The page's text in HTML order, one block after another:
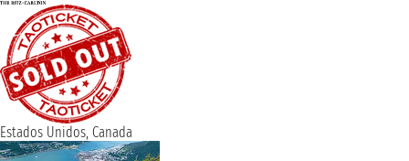
Estados Unidos, Canada